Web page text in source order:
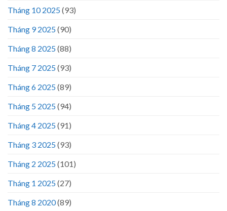
Tháng 10 2025(93)
Tháng 9 2025(90)
Tháng 8 2025(88)
Tháng 7 2025(93)
Tháng 6 2025(89)
Tháng 5 2025(94)
Tháng 4 2025(91)
Tháng 3 2025(93)
Tháng 2 2025(101)
Tháng 1 2025(27)
Tháng 8 2020(89)